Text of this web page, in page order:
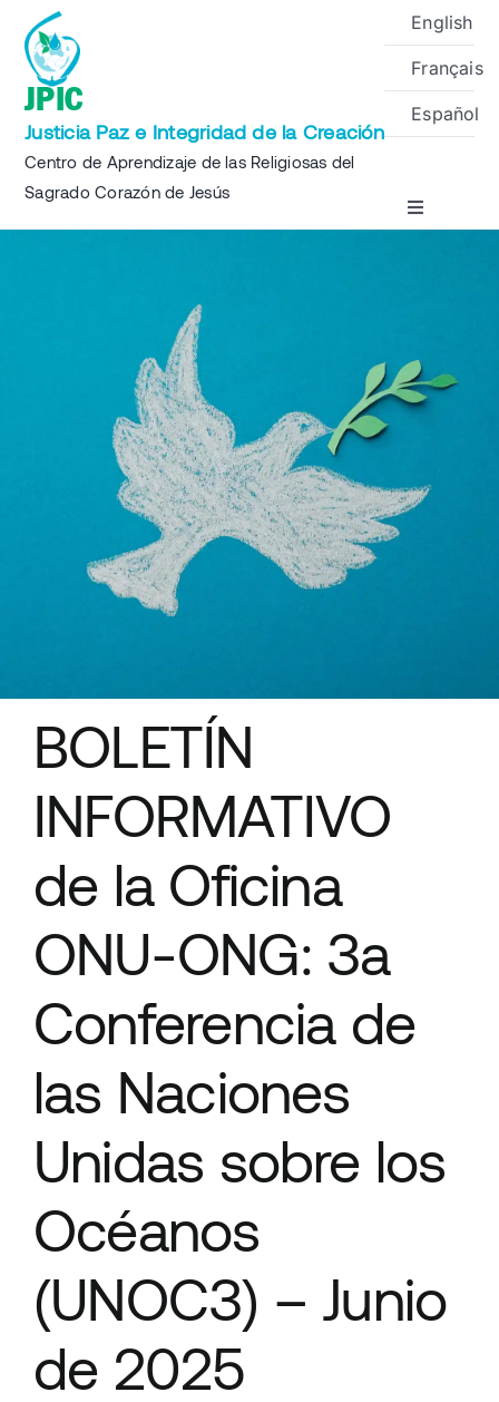
content
JPIC
Justicia Paz e Integridad de la Creación
Centro de Aprendizaje de las Religiosas del
Sagrado Corazón de Jesús
English
Français
Español
Toggle
Recursos
BOLETÍN
INFORMATIVO
de la Oficina
ONU-ONG: 3a
Conferencia de
las Naciones
Unidas sobre los
Océanos
(UNOC3) – Junio
de 2025